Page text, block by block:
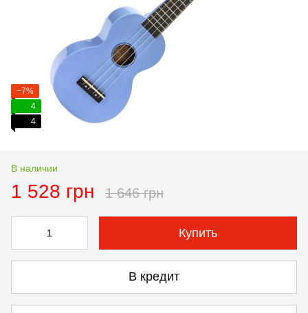
−7%
4
4
В наличии
1 528 грн 1 646 грн
Купить
В кредит